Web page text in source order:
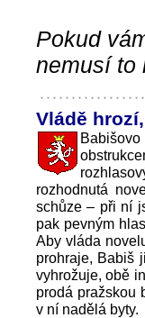
Pokud
nemusí to
Vládě
rozhodnutá
schůze – při ní
pak pevným
Aby vláda
prohraje, Babiš
vyhrožuje, obě
prodá pražskou
v ní nadělá byty.